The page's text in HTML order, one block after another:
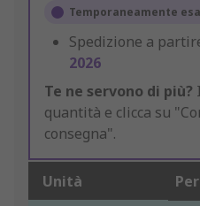
Temporaneamente
Spedizione a
2026
Te ne servono di più?
quantità e clicca su
consegna".
Unità